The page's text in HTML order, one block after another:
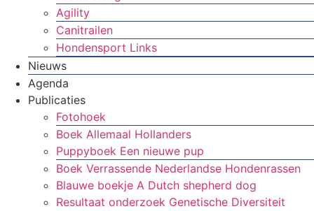
Agility
Canitrailen
Hondensport Links
Nieuws
Agenda
Publicaties
Fotohoek
Boek Allemaal Hollanders
Puppyboek Een nieuwe pup
Boek Verrassende Nederlandse Hondenrassen
Blauwe boekje A Dutch shepherd dog
Resultaat onderzoek Genetische Diversiteit